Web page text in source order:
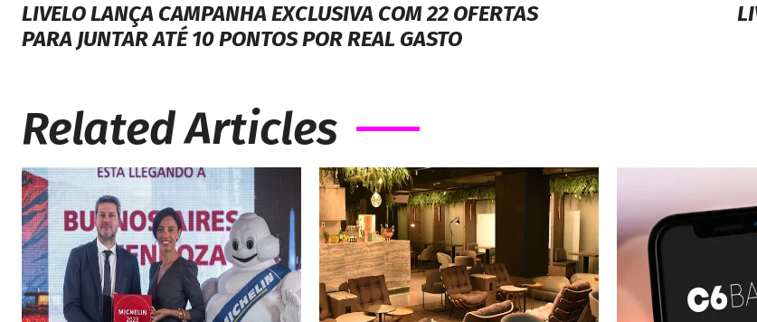
LIVELO LANÇA CAMPANHA EXCLUSIVA COM 22 OFERTAS
PARA JUNTAR ATÉ 10 PONTOS POR REAL GASTO
Related Articles